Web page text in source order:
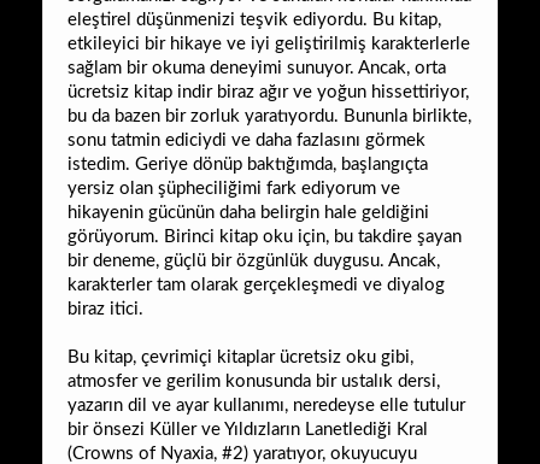
eleştirel düşünmenizi teşvik ediyordu. Bu kitap,
etkileyici bir hikaye ve iyi geliştirilmiş karakterlerle
sağlam bir okuma deneyimi sunuyor. Ancak, orta
ücretsiz kitap indir biraz ağır ve yoğun hissettiriyor,
bu da bazen bir zorluk yaratıyordu. Bununla birlikte,
sonu tatmin ediciydi ve daha fazlasını görmek
istedim. Geriye dönüp baktığımda, başlangıçta
yersiz olan şüpheciliğimi fark ediyorum ve
hikayenin gücünün daha belirgin hale geldiğini
görüyorum. Birinci kitap oku için, bu takdire şayan
bir deneme, güçlü bir özgünlük duygusu. Ancak,
karakterler tam olarak gerçekleşmedi ve diyalog
biraz itici.
Bu kitap, çevrimiçi kitaplar ücretsiz oku gibi,
atmosfer ve gerilim konusunda bir ustalık dersi,
yazarın dil ve ayar kullanımı, neredeyse elle tutulur
bir önsezi Küller ve Yıldızların Lanetlediği Kral
(Crowns of Nyaxia, #2) yaratıyor, okuyucuyu